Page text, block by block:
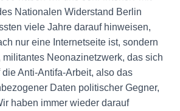
Nationalen Widerstand Berlin
viele Jahre darauf hinweisen,
nur eine Internetseite ist, sondern
militantes Neonazinetzwerk, das sich
Anti-Antifa-Arbeit, also das
Daten politischer Gegner,
haben immer wieder darauf